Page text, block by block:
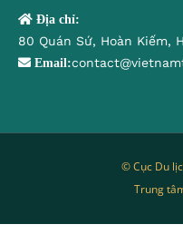
Địa chỉ:
80 Quán Sứ, Hoàn Kiếm,
Email:
© Cục Du
Trung